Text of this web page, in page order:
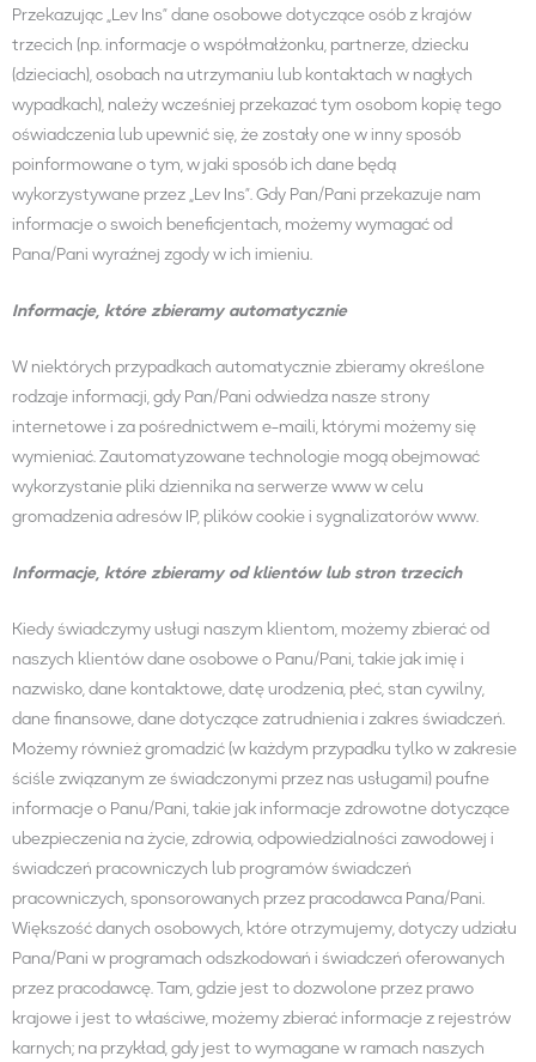
Przekazując „Lev Ins” dane osobowe dotyczące osób z krajów
trzecich (np. informacje o współmałżonku, partnerze, dziecku
(dzieciach), osobach na utrzymaniu lub kontaktach w nagłych
wypadkach), należy wcześniej przekazać tym osobom kopię tego
oświadczenia lub upewnić się, że zostały one w inny sposób
poinformowane o tym, w jaki sposób ich dane będą
wykorzystywane przez „Lev Ins”. Gdy Pan/Pani przekazuje nam
informacje o swoich beneficjentach, możemy wymagać od
Pana/Pani wyraźnej zgody w ich imieniu.
Informacje, które zbieramy automatycznie
W niektórych przypadkach automatycznie zbieramy określone
rodzaje informacji, gdy Pan/Pani odwiedza nasze strony
internetowe i za pośrednictwem e-maili, którymi możemy się
wymieniać. Zautomatyzowane technologie mogą obejmować
wykorzystanie pliki dziennika na serwerze www w celu
gromadzenia adresów IP, plików cookie i sygnalizatorów www.
Informacje, które zbieramy od klientów lub stron trzecich
Kiedy świadczymy usługi naszym klientom, możemy zbierać od
naszych klientów dane osobowe o Panu/Pani, takie jak imię i
nazwisko, dane kontaktowe, datę urodzenia, płeć, stan cywilny,
dane finansowe, dane dotyczące zatrudnienia i zakres świadczeń.
Możemy również gromadzić (w każdym przypadku tylko w zakresie
ściśle związanym ze świadczonymi przez nas usługami) poufne
informacje o Panu/Pani, takie jak informacje zdrowotne dotyczące
ubezpieczenia na życie, zdrowia, odpowiedzialności zawodowej i
świadczeń pracowniczych lub programów świadczeń
pracowniczych, sponsorowanych przez pracodawca Pana/Pani.
Większość danych osobowych, które otrzymujemy, dotyczy udziału
Pana/Pani w programach odszkodowań i świadczeń oferowanych
przez pracodawcę. Tam, gdzie jest to dozwolone przez prawo
krajowe i jest to właściwe, możemy zbierać informacje z rejestrów
karnych; na przykład, gdy jest to wymagane w ramach naszych